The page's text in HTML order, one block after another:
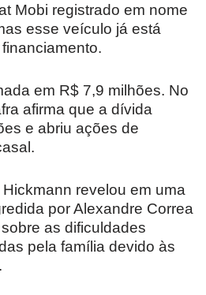
Mobi registrado em nome
esse veículo já está
em R$ 7,9 milhões. No
afirma que a dívida
e abriu ações de
revelou em uma
por Alexandre Correa
as dificuldades
pela família devido às